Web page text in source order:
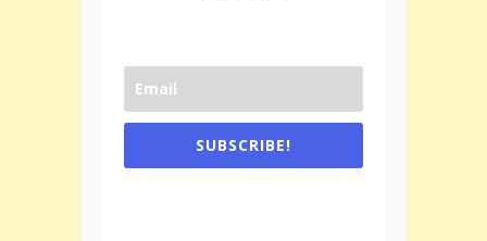
SUBSCRIBE!